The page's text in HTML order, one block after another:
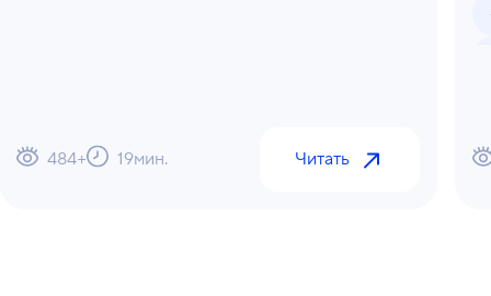
484+ 19мин. Читать